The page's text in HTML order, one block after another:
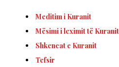
Meditim i Kuranit
Mësimi i leximit të Kuranit
Shkencat e Kuranit
Tefsir